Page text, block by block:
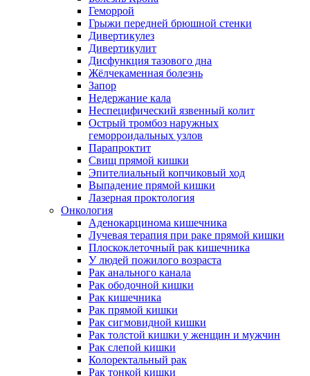
Геморрой
Грыжи передней брюшной стенки
Дивертикулез
Дивертикулит
Дисфункция тазового дна
Жёлчекаменная болезнь
Запор
Недержание кала
Неспецифический язвенный колит
Острый тромбоз наружных
геморроидальных узлов
Парапроктит
Свищ прямой кишки
Эпителиальный копчиковый ход
Выпадение прямой кишки
Лазерная проктология
Онкология
Аденокарцинома кишечника
Лучевая терапия при раке прямой кишки
Плоскоклеточный рак кишечника
У людей пожилого возраста
Рак анального канала
Рак ободочной кишки
Рак кишечника
Рак прямой кишки
Рак сигмовидной кишки
Рак толстой кишки у женщин и мужчин
Рак слепой кишки
Колоректальный рак
Рак тонкой кишки